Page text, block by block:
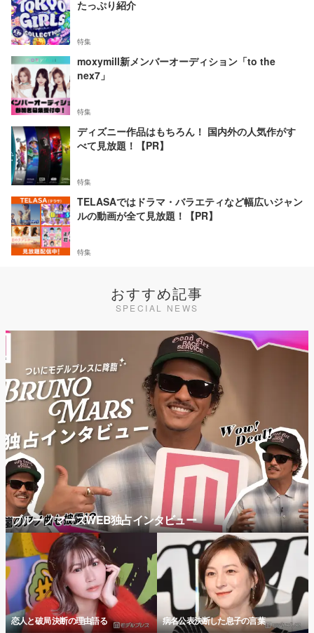
たっぷり紹介
特集
moxymill新メンバーオーディション「to the
nex7」
特集
ディズニー作品はもちろん！ 国内外の人気作がす
べて見放題！【PR】
特集
TELASAではドラマ・バラエティなど幅広いジャン
ルの動画が全て見放題！【PR】
特集
おすすめ記事
SPECIAL NEWS
ブルーノマーズWEB独占インタビュー
恋人と破局 決断の理由語る 病名公表決断した息子の言葉